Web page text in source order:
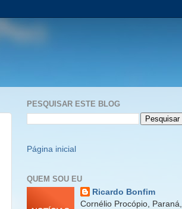
PESQUISAR ESTE BLOG
Página inicial
QUEM SOU EU
Ricardo Bonfim
Cornélio Procópio, Paraná,